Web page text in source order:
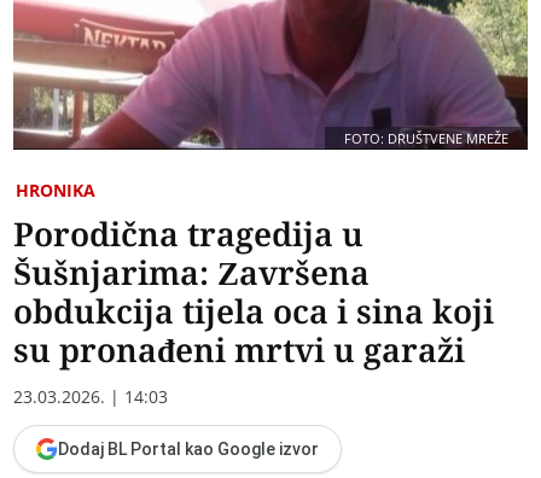
FOTO: DRUŠTVENE MREŽE
HRONIKA
Porodična tragedija u
Šušnjarima: Završena
obdukcija tijela oca i sina koji
su pronađeni mrtvi u garaži
23.03.2026. | 14:03
Dodaj BL Portal kao Google izvor